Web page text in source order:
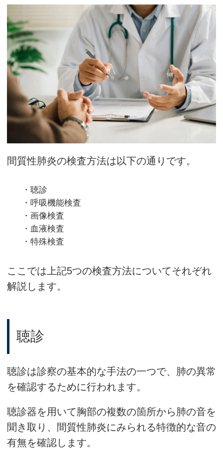
間質性肺炎の検査方法は以下の通りです。
・聴診
・呼吸機能検査
・画像検査
・血液検査
・特殊検査
ここでは上記5つの検査方法についてそれぞれ
解説します。
聴診
聴診は診察の基本的な手法の一つで、肺の異常
を確認するために行われます。
聴診器を用いて胸部の複数の箇所から肺の音を
聞き取り、間質性肺炎にみられる特徴的な音の
有無を確認します。